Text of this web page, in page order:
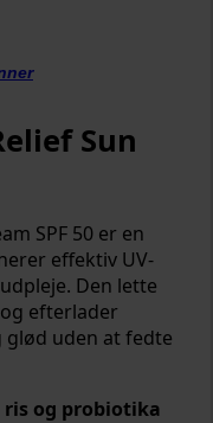
Sun
SPF 50 er en
effektiv UV-
Den lette
efterlader
uden at fedte
ris og probiotika